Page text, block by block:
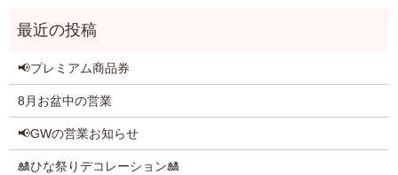
📢プレミアム商品券
8月お盆中の営業
📢GWの営業お知らせ
🎎ひな祭りデコレーション🎎